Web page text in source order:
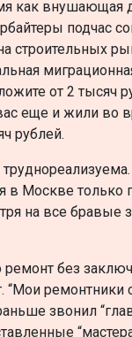
как внушающая
подчас
строительных
от 2 тысяч
еще и жили во
рублей.
в Москве
на все бравые
без
“Мои
звонил